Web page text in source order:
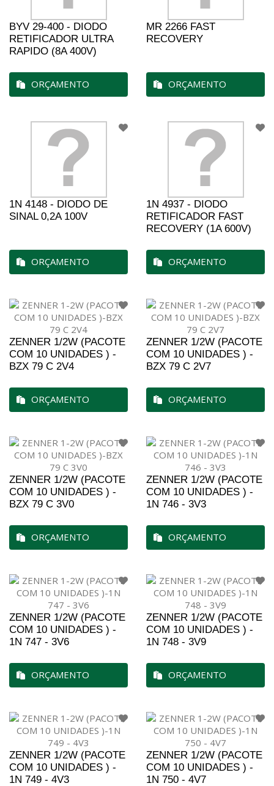
BYV 29-400 - DIODO
RETIFICADOR ULTRA
RAPIDO (8A 400V)
ORÇAMENTO
MR 2266 FAST
RECOVERY
ORÇAMENTO
1N 4148 - DIODO DE
SINAL 0,2A 100V
ORÇAMENTO
1N 4937 - DIODO
RETIFICADOR FAST
RECOVERY (1A 600V)
ORÇAMENTO
ZENNER 1/2W (PACOTE
COM 10 UNIDADES ) -
BZX 79 C 2V4
ORÇAMENTO
ZENNER 1/2W (PACOTE
COM 10 UNIDADES ) -
BZX 79 C 2V7
ORÇAMENTO
ZENNER 1/2W (PACOTE
COM 10 UNIDADES ) -
BZX 79 C 3V0
ORÇAMENTO
ZENNER 1/2W (PACOTE
COM 10 UNIDADES ) -
1N 746 - 3V3
ORÇAMENTO
ZENNER 1/2W (PACOTE
COM 10 UNIDADES ) -
1N 747 - 3V6
ORÇAMENTO
ZENNER 1/2W (PACOTE
COM 10 UNIDADES ) -
1N 748 - 3V9
ORÇAMENTO
ZENNER 1/2W (PACOTE
COM 10 UNIDADES ) -
1N 749 - 4V3
ZENNER 1/2W (PACOTE
COM 10 UNIDADES ) -
1N 750 - 4V7